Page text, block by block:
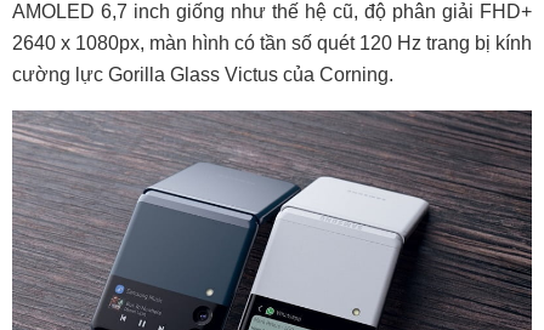
AMOLED 6,7 inch giống như thế hệ cũ, độ phân giải FHD+
2640 x 1080px, màn hình có tần số quét 120 Hz trang bị kính
cường lực Gorilla Glass Victus của Corning.